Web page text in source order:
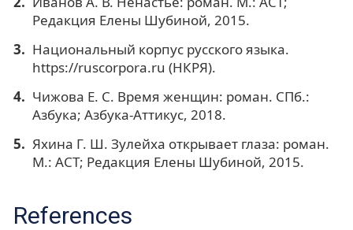
Редакция Елены Шубиной, 2015.
Национальный корпус русского языка.
https://ruscorpora.ru (НКРЯ).
Чижова Е. С. Время женщин: роман. СПб.:
Азбука; Азбука-Аттикус, 2018.
Яхина Г. Ш. Зулейха открывает глаза: роман.
М.: АСТ; Редакция Елены Шубиной, 2015.
References